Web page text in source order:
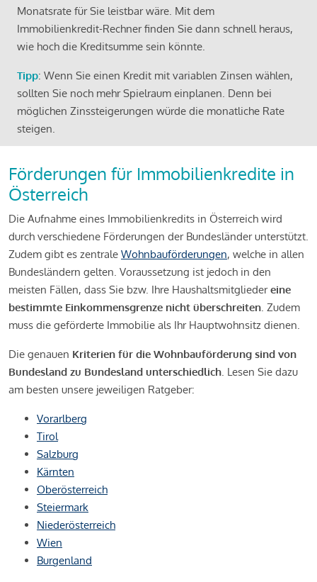
Monatsrate für Sie leistbar wäre. Mit dem
Immobilienkredit-Rechner finden Sie dann schnell heraus,
wie hoch die Kreditsumme sein könnte.
Tipp: Wenn Sie einen Kredit mit variablen Zinsen wählen,
sollten Sie noch mehr Spielraum einplanen. Denn bei
möglichen Zinssteigerungen würde die monatliche Rate
steigen.
Förderungen für Immobilienkredite in
Österreich
Die Aufnahme eines Immobilienkredits in Österreich wird
durch verschiedene Förderungen der Bundesländer unterstützt.
Zudem gibt es zentrale Wohnbauförderungen, welche in allen
Bundesländern gelten. Voraussetzung ist jedoch in den
meisten Fällen, dass Sie bzw. Ihre Haushaltsmitgliedereine
bestimmte Einkommensgrenze nicht überschreiten. Zudem
muss die geförderte Immobilie als Ihr Hauptwohnsitz dienen.
Die genauen Kriterien für die Wohnbauförderung sind von
Bundesland zu Bundesland unterschiedlich. Lesen Sie dazu
am besten unsere jeweiligen Ratgeber:
Vorarlberg
Tirol
Salzburg
Kärnten
Oberösterreich
Steiermark
Niederösterreich
Wien
Burgenland